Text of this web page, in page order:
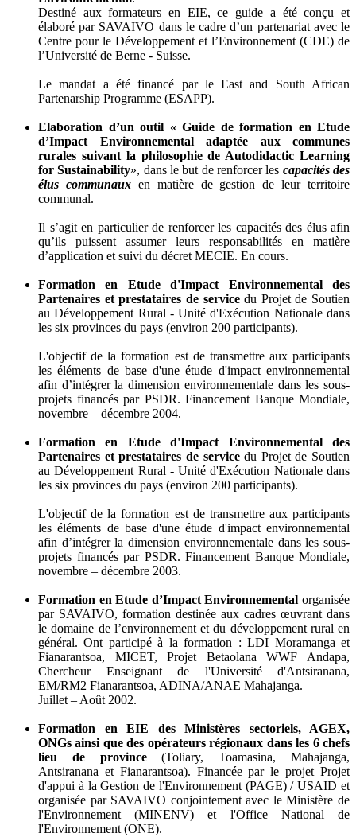
Destiné aux formateurs en EIE, ce guide a été conçu et
élaboré par SAVAIVO dans le cadre d’un partenariat avec le
Centre pour le Développement et l’Environnement (CDE) de
l’Université de Berne - Suisse.
Le mandat a été financé par le East and South African
Partenarship Programme (ESAPP).
Elaboration d’un outil « Guide de formation en Etude
d’Impact Environnemental adaptée aux communes
rurales suivant la philosophie de Autodidactic Learning
for Sustainability», dans le but de renforcer les capacités des
élus communauxen matière de gestion de leur territoire
communal.
Il s’agit en particulier de renforcer les capacités des élus afin
qu’ils puissent assumer leurs responsabilités en matière
d’application et suivi du décret MECIE. En cours.
Formation en Etude d'Impact Environnemental des
Partenaires et prestataires de servicedu Projet de Soutien
au Développement Rural - Unité d'Exécution Nationale dans
les six provinces du pays (environ 200 participants).
L'objectif de la formation est de transmettre aux participants
les éléments de base d'une étude d'impact environnemental
afin d’intégrer la dimension environnementale dans les sous-
projets financés par PSDR. Financement Banque Mondiale,
novembre – décembre 2004.
Formation en Etude d'Impact Environnemental des
Partenaires et prestataires de servicedu Projet de Soutien
au Développement Rural - Unité d'Exécution Nationale dans
les six provinces du pays (environ 200 participants).
L'objectif de la formation est de transmettre aux participants
les éléments de base d'une étude d'impact environnemental
afin d’intégrer la dimension environnementale dans les sous-
projets financés par PSDR. Financement Banque Mondiale,
novembre – décembre 2003.
Formation en Etude d’Impact Environnemental organisée
par SAVAIVO, formation destinée aux cadres œuvrant dans
le domaine de l’environnement et du développement rural en
général. Ont participé à la formation : LDI Moramanga et
Fianarantsoa, MICET, Projet Betaolana WWF Andapa,
Chercheur Enseignant de l'Université d'Antsiranana,
EM/RM2 Fianarantsoa, ADINA/ANAE Mahajanga.
Juillet – Août 2002.
Formation en EIE des Ministères sectoriels, AGEX,
ONGs ainsi que des opérateurs régionaux dans les 6 chefs
lieu de province(Toliary, Toamasina, Mahajanga,
Antsiranana et Fianarantsoa). Financée par le projet Projet
d'appui à la Gestion de l'Environnement (PAGE) / USAID et
organisée par SAVAIVO conjointement avec le Ministère de
l'Environnement (MINENV) et l'Office National de
l'Environnement (ONE).